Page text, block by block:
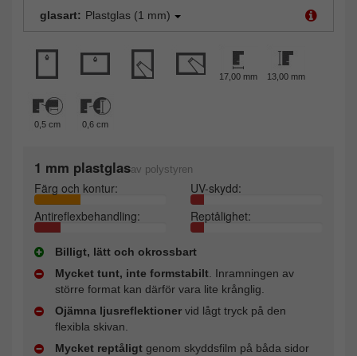
glasart: Plastglas (1 mm)
17,00 mm 13,00 mm
0,5 cm 0,6 cm
1 mm plastglasav polystyren
Färg och kontur:
UV-skydd:
Antireflexbehandling:
Reptålighet:
Billigt, lätt och okrossbart
Mycket tunt, inte formstabilt. Inramningen av
större format kan därför vara lite krånglig.
Ojämna ljusreflektioner vid lågt tryck på den
flexibla skivan.
Mycket reptåligt genom skyddsfilm på båda sidor